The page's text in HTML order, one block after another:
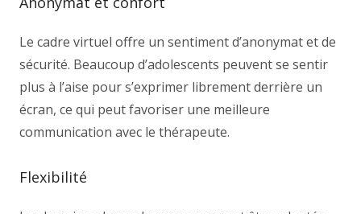
Le cadre virtuel offre un sentiment d’anonymat et de
sécurité. Beaucoup d’adolescents peuvent se sentir
plus à l’aise pour s’exprimer librement derrière un
écran, ce qui peut favoriser une meilleure
communication avec le thérapeute.
Flexibilité